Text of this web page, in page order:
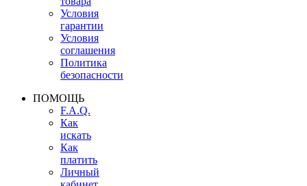
Условия
гарантии
Условия
соглашения
Политика
безопасности
ПОМОЩЬ
F.A.Q.
Как
искать
Как
платить
Личный